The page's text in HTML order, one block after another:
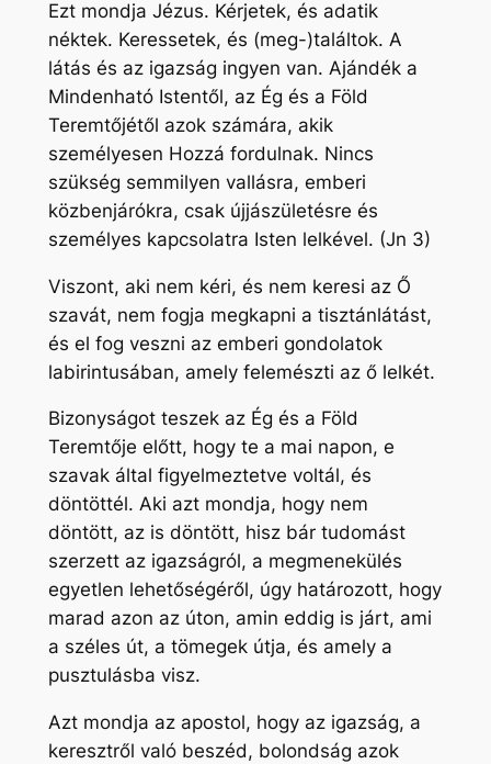
Ezt mondja Jézus. Kérjetek, és adatik
néktek. Keressetek, és (meg-)találtok. A
látás és az igazság ingyen van. Ajándék a
Mindenható Istentől, az Ég és a Föld
Teremtőjétől azok számára, akik
személyesen Hozzá fordulnak. Nincs
szükség semmilyen vallásra, emberi
közbenjárókra, csak újjászületésre és
személyes kapcsolatra Isten lelkével. (Jn 3)
Viszont, aki nem kéri, és nem keresi az Ő
szavát, nem fogja megkapni a tisztánlátást,
és el fog veszni az emberi gondolatok
labirintusában, amely felemészti az ő lelkét.
Bizonyságot teszek az Ég és a Föld
Teremtője előtt, hogy te a mai napon, e
szavak által figyelmeztetve voltál, és
döntöttél. Aki azt mondja, hogy nem
döntött, az is döntött, hisz bár tudomást
szerzett az igazságról, a megmenekülés
egyetlen lehetőségéről, úgy határozott, hogy
marad azon az úton, amin eddig is járt, ami
a széles út, a tömegek útja, és amely a
pusztulásba visz.
Azt mondja az apostol, hogy az igazság, a
keresztről való beszéd, bolondság azok